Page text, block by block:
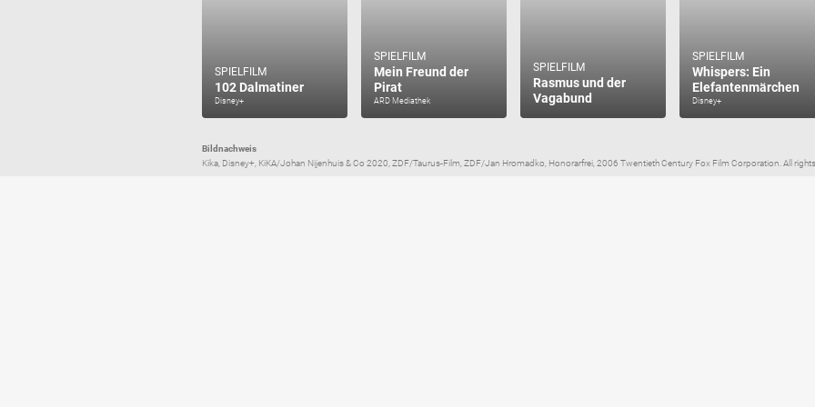
SPIELFILM
102 Dalmatiner
Disney+
SPIELFILM
Mein Freund der
Pirat
ARD Mediathek
SPIELFILM
Rasmus und der
Vagabund
SPIELFILM
Whispers: Ein
Elefantenmärchen
Disney+
Bildnachweis
Kika, Disney+, KiKA/Johan Nijenhuis & Co 2020, ZDF/Taurus-Film, ZDF/Jan Hromadko, Honorarfrei, 2006 Twentieth Century Fox Film Corporation. All